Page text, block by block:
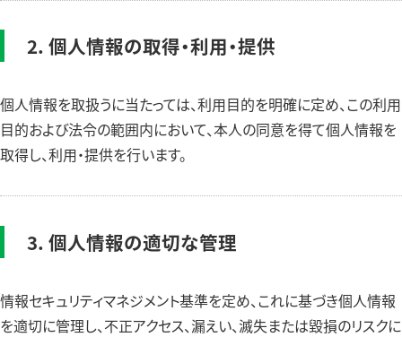
2. 個人情報の取得・利用・提供
個人情報を取扱うに当たっては、利用目的を明確に定め、この利用
目的および法令の範囲内において、本人の同意を得て個人情報を
取得し、利用・提供を行います。
3. 個人情報の適切な管理
情報セキュリティマネジメント基準を定め、これに基づき個人情報
を適切に管理し、不正アクセス、漏えい、滅失または毀損のリスクに